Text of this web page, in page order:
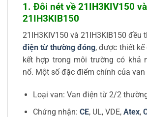
1. Đôi nét về 21IH3KIV150 và
21IH3KIB150
21IH3KIV150 và 21IH3KIB150 đều
điện từ thường đóng, được thiết
kết hợp trong môi trường có khả
nổ. Một số đặc điểm chính của van
Loại van: Van điện từ 2/2
Chứng nhận: CE, UL, VDE, Atex,